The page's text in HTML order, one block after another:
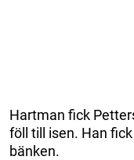
Hartman fick
föll till isen. Han
bänken.